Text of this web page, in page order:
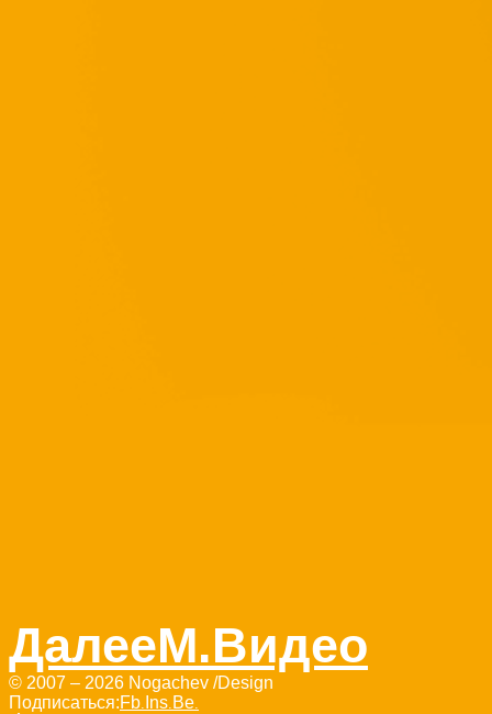
ДалееМ.Видео
© 2007 – 2026 Nogachev /Design
Подписаться:Fb. Ins. Be.